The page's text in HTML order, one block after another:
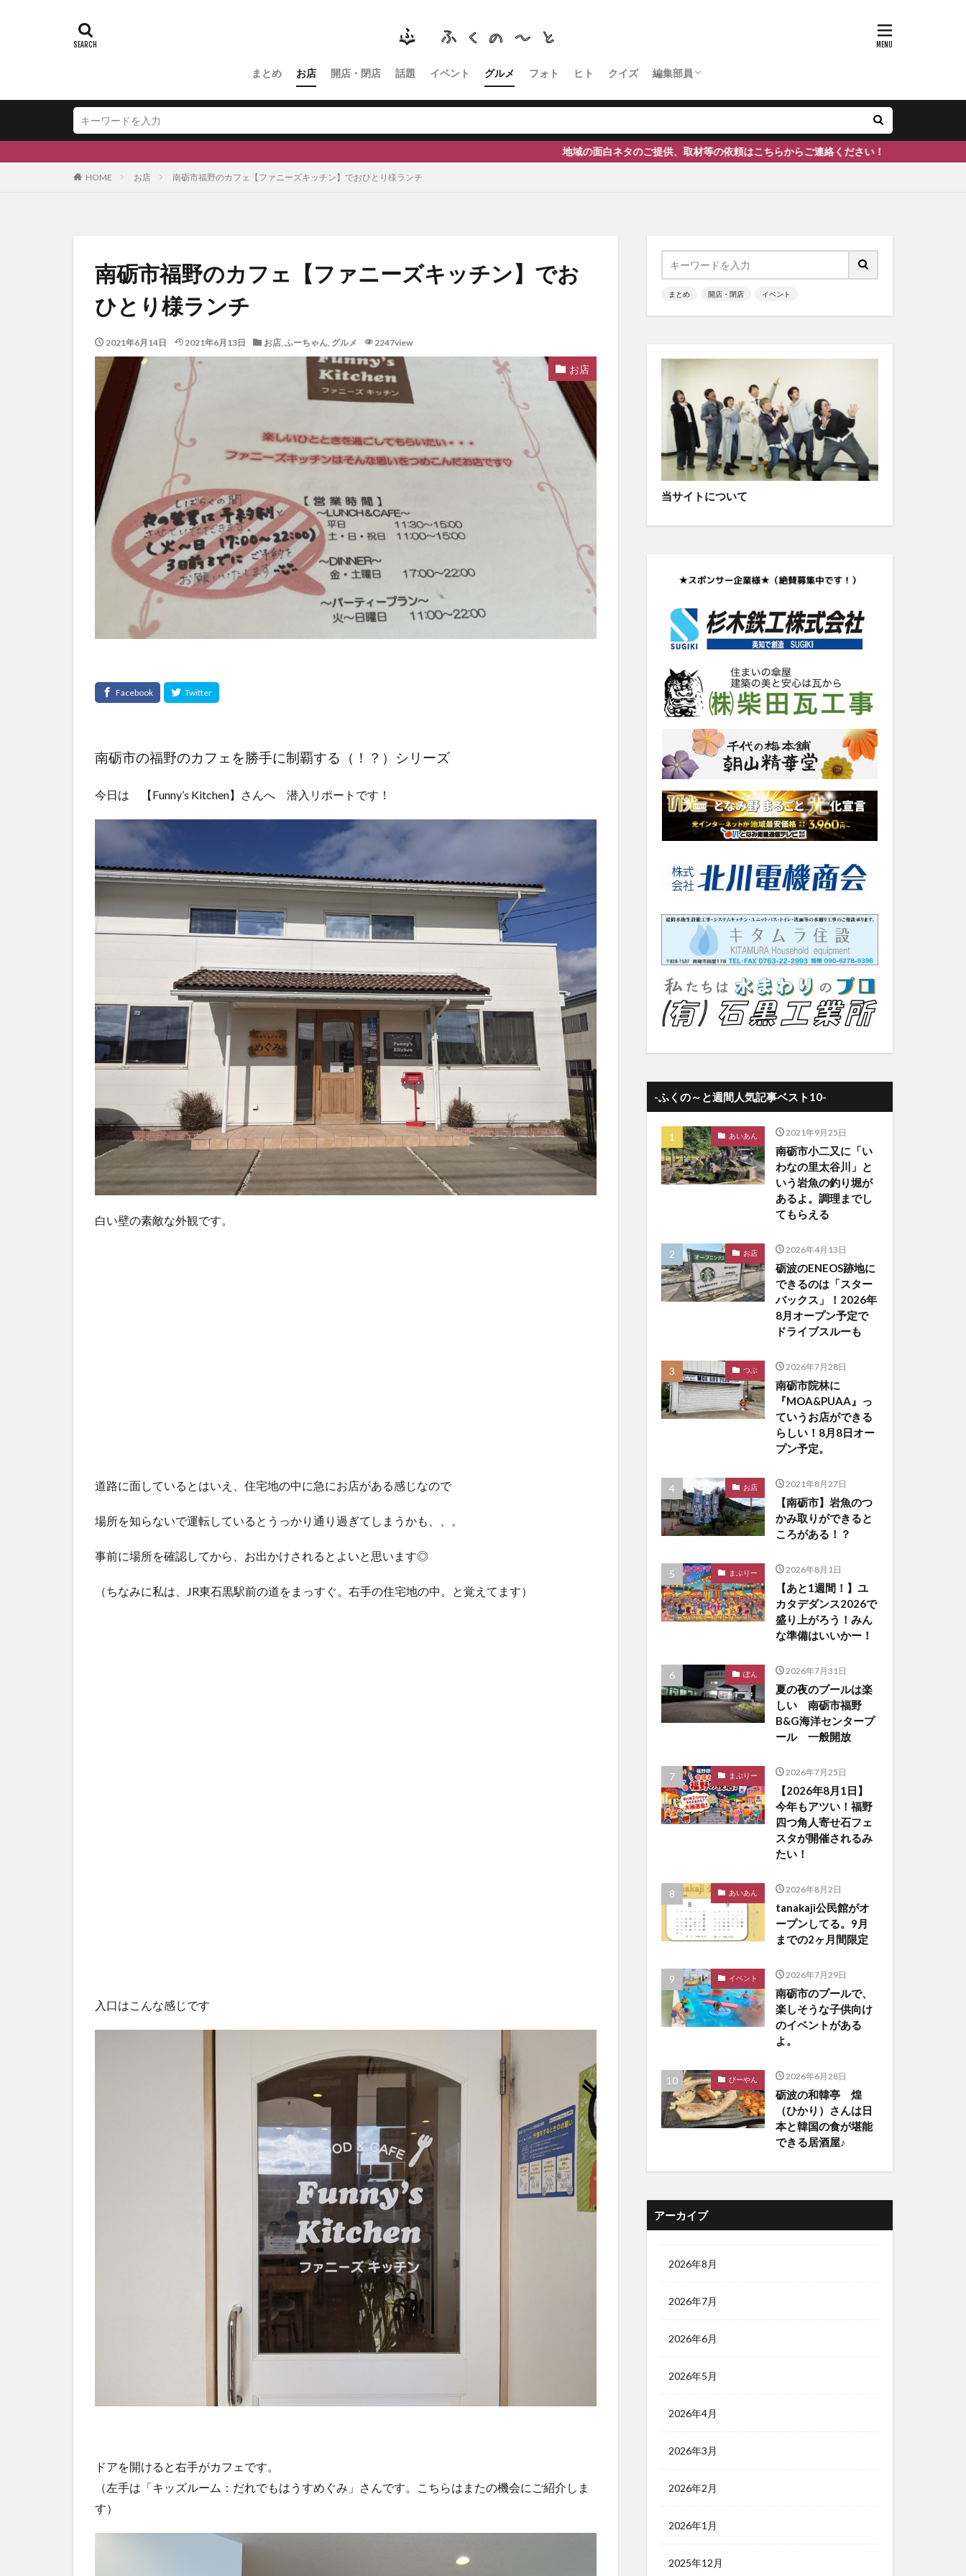
まとめ お店 開店・閉店 話題 イベント グルメ フォト ヒト クイズ 編集部員
D
ひーちゃん
ふーちゃん
まぶりー
つぶ
かのぴ
編集長
あいあん
ケン
ぽん
地域の面白ネタのご提供、取材等の依頼はこちらからご連絡ください！
HOME お店 南砺市福野のカフェ【ファニーズキッチン】でおひとり様ランチ
南砺市福野のカフェ【ファニーズキッチン】でお
ひとり様ランチ
2021年6月14日 2021年6月13日 お店, ふーちゃん, グルメ 2247view
お店
南砺市の福野のカフェを勝手に制覇する（！？）シリーズ
今日は 【Funny’s Kitchen】さんへ 潜入リポートです！
白い壁の素敵な外観です。
道路に面しているとはいえ、住宅地の中に急にお店がある感じなので
場所を知らないで運転しているとうっかり通り過ぎてしまうかも、、。
事前に場所を確認してから、お出かけされるとよいと思います◎
（ちなみに私は、JR東石黒駅前の道をまっすぐ。右手の住宅地の中。と覚えてます）
入口はこんな感じです
ドアを開けると右手がカフェです。
（左手は「キッズルーム：だれでもはうすめぐみ」さんです。こちらはまたの機会にご紹介しま
す）
まとめ 開店・閉店 イベント
当サイトについて
-ふくの～と週間人気記事ベスト10-
あいあん 2021年9月25日
南砺市小二又に「い
わなの里太谷川」と
いう岩魚の釣り堀が
あるよ。調理までし
てもらえる
お店 2026年4月13日
砺波のENEOS跡地に
できるのは「スター
バックス」！2026年
8月オープン予定で
ドライブスルーも
つぶ 2026年7月28日
南砺市院林に
『MOA&PUAA』っ
ていうお店ができる
らしい！8月8日オー
プン予定。
お店 2021年8月27日
【南砺市】岩魚のつ
かみ取りができると
ころがある！？
まぶりー 2026年8月1日
【あと1週間！】ユ
カタデダンス2026で
盛り上がろう！みん
な準備はいいかー！
ぽん 2026年7月31日
夏の夜のプールは楽
しい 南砺市福野
B&G海洋センタープ
ール 一般開放
まぶりー 2026年7月25日
【2026年8月1日】
今年もアツい！福野
四つ角人寄せ石フェ
スタが開催されるみ
たい！
あいあん 2026年8月2日
tanakaji公民館がオ
ープンしてる。9月
までの2ヶ月間限定
イベント 2026年7月29日
南砺市のプールで、
楽しそうな子供向け
のイベントがある
よ。
びーやん 2026年6月28日
砺波の和韓亭 煌
（ひかり）さんは日
本と韓国の食が堪能
できる居酒屋♪
アーカイブ
2026年8月
2026年7月
2026年6月
2026年5月
2026年4月
2026年3月
2026年2月
2026年1月
2025年12月
ふくのーと ひーちゃん IOXアローザ